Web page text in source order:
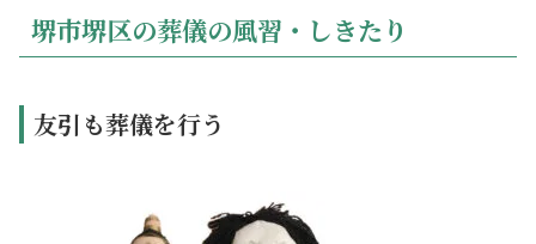
堺市堺区の葬儀の風習・しきたり
友引も葬儀を行う